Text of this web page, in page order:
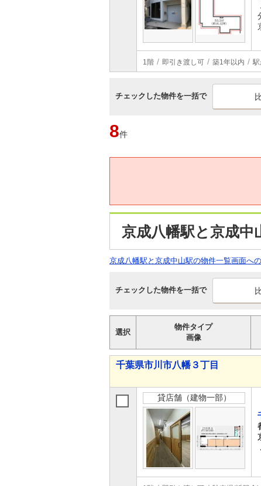
1階 即引き渡し可 築1年以内
チェックした物件を一括で
8件
京成八幡駅と京成中
京成八幡駅と京成中山駅の物件一覧画面へ
チェックした物件を一括で
選択
物件タイプ
画像
千葉県市川市八幡３丁目
貸店舗（建物一部）